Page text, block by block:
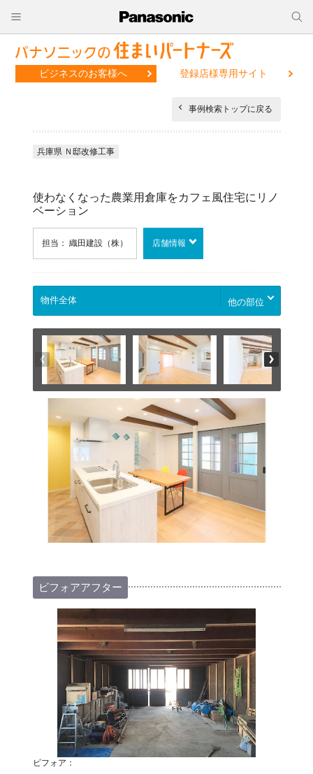
ビジネスのお客様へ 登録店様専用サイト
事例検索トップに戻る
兵庫県 Ｎ邸改修工事
使わなくなった農業用倉庫をカフェ風住宅にリノ
ベーション
担当： 織田建設（株） 店舗情報
他の部位
ビフォアアフター
ビフォア：